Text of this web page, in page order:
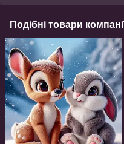
Подібні товари